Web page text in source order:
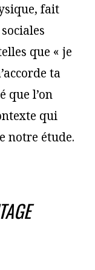
fait
que « je
ta
que l’on
qui
notre étude.